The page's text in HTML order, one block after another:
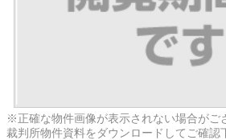
※正確な物件画像が表示されない場合がご
裁判所物件資料をダウンロードしてご確認